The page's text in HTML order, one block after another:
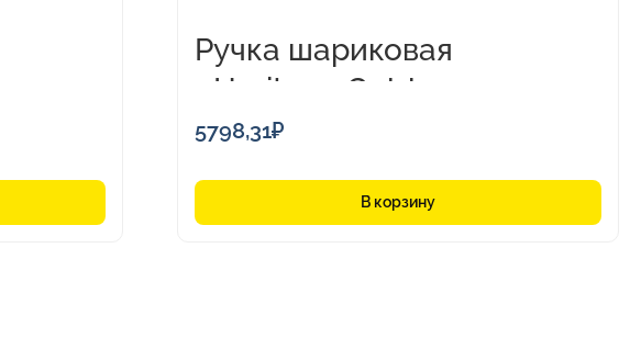
Ручка шариковая
«Heritage Gold»
5798,31₽
В корзину